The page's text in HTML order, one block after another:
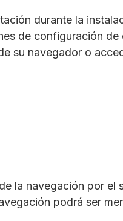
durante la
de configuración
su navegador o
la navegación por
podrá ser